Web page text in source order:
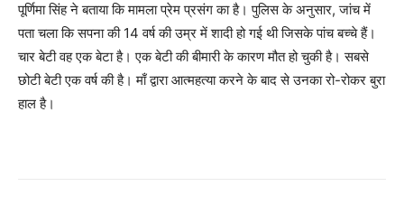
पूर्णिमा सिंह ने बताया कि मामला प्रेम प्रसंग का है। पुलिस के अनुसार, जांच में
पता चला कि सपना की 14 वर्ष की उम्र में शादी हो गई थी जिसके पांच बच्चे हैं।
चार बेटी वह एक बेटा है। एक बेटी की बीमारी के कारण मौत हो चुकी है। सबसे
छोटी बेटी एक वर्ष की है। माँ द्वारा आत्महत्या करने के बाद से उनका रो-रोकर बुरा
हाल है।